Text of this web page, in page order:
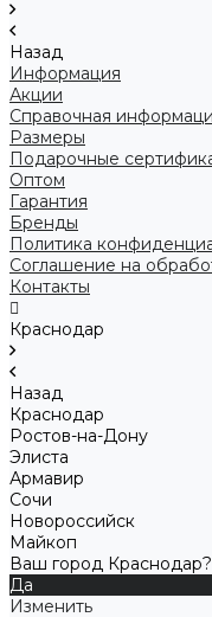
Назад
Информация
Акции
Справочная
Размеры
Подарочные
Оптом
Гарантия
Бренды
Политика
Соглашение на
Контакты
Краснодар
Назад
Краснодар
Ростов-на-Дону
Элиста
Армавир
Сочи
Новороссийск
Майкоп
Ваш город Краснодар?
Да
Изменить